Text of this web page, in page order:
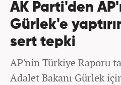
AK Parti'den
Gürlek'e
sert tepki
AP'nin Türkiye Raporu
Adalet Bakanı Gürlek